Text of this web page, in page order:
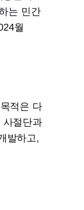
는 민간
월
적은 다
사절단과
발하고,